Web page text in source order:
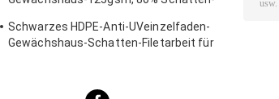
Schwarzes HDPE-Anti-UVeinzelfaden-
Gewächshaus-Schatten-Filetarbeit für